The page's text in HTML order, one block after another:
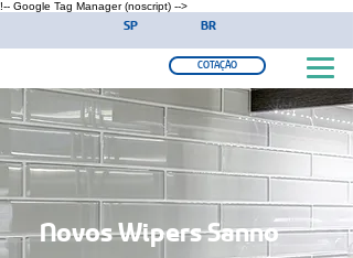
!-- Google Tag Manager (noscript) -->
SP BR
COTAÇÃO
Novos Wipers Sanno